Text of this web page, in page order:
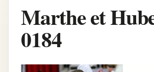
Marthe et
0184